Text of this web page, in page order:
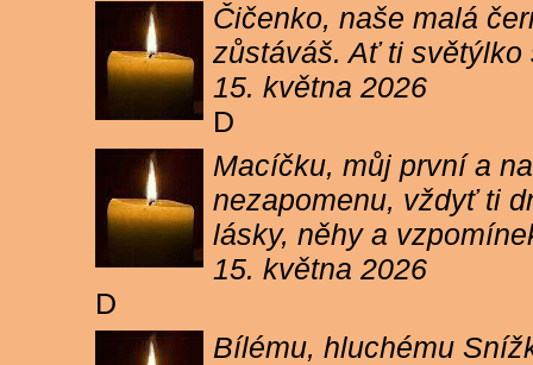
Čičenko, naše malá
zůstáváš. Ať ti
15. května 2026
D
Macíčku, můj první a
nezapomenu, vždyť ti
lásky, něhy a
15. května 2026
D
Bílému, hluchému